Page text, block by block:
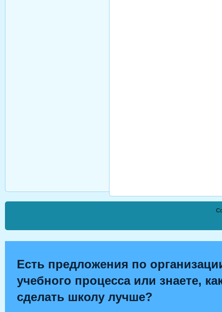
Есть предложения по
учебного процесса или знаете,
сделать школу лучше?